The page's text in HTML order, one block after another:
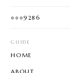
○○○9286
GUIDE
HOME
ABOUT